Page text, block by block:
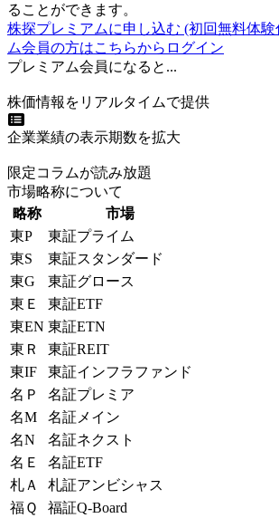
ることができます。
株探プレミアムに申し込む (初回無料体験
ム会員の方はこちらからログイン
プレミアム会員になると...
株価情報をリアルタイムで提供
企業業績の表示期数を拡大
限定コラムが読み放題
市場略称について
略称
市場
東P
東証プライム
東S
東証スタンダード
東G
東証グロース
東Ｅ
東証ETF
東EN 東証ETN
東Ｒ
東証REIT
東IF
東証インフラファンド
名Ｐ
名証プレミア
名M
名証メイン
名N
名証ネクスト
名Ｅ
名証ETF
札Ａ
札証アンビシャス
福Ｑ
福証Q-Board